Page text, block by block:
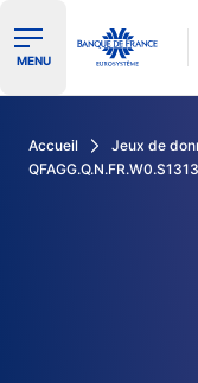
Ouvrir le menu
MENU
Accueil Jeux de